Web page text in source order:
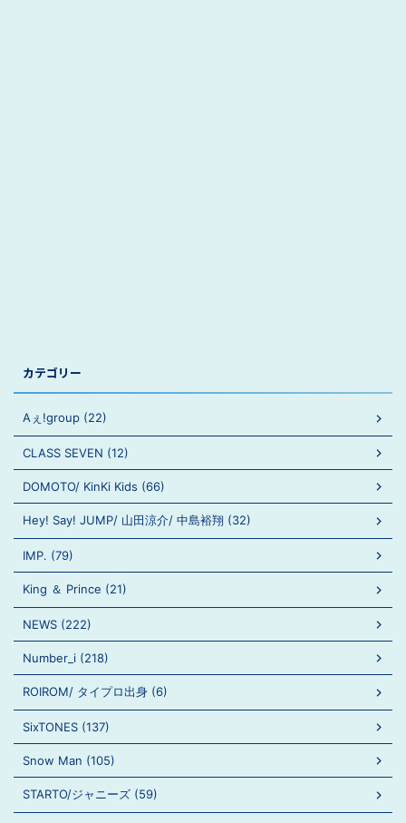
カテゴリー
Aぇ!group (22)
CLASS SEVEN (12)
DOMOTO/ KinKi Kids (66)
Hey! Say! JUMP/ 山田涼介/ 中島裕翔 (32)
IMP. (79)
King ＆ Prince (21)
NEWS (222)
Number_i (218)
ROIROM/ タイプロ出身 (6)
SixTONES (137)
Snow Man (105)
STARTO/ジャニーズ (59)